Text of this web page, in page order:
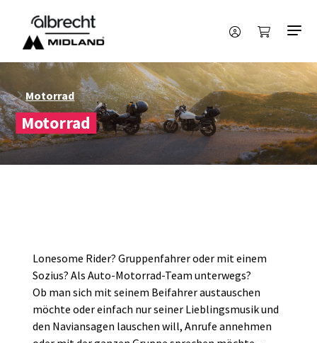
Motorrad
Motorrad
Lonesome Rider? Gruppenfahrer oder mit einem
Sozius? Als Auto-Motorrad-Team unterwegs?
Ob man sich mit seinem Beifahrer austauschen
möchte oder einfach nur seiner Lieblingsmusik und
den Naviansagen lauschen will, Anrufe annehmen